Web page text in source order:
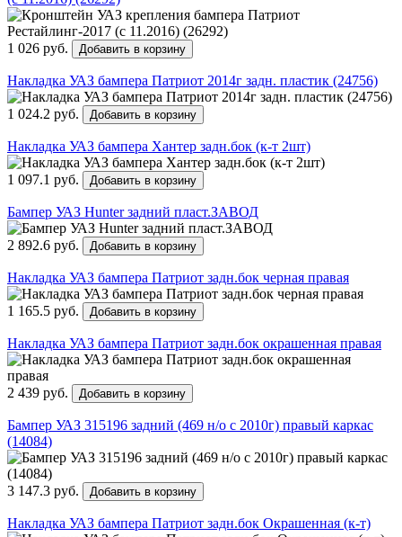
1 026 руб. Добавить в корзину
Накладка УАЗ бампера Патриот 2014г задн. пластик (24756)
1 024.2 руб. Добавить в корзину
Накладка УАЗ бампера Хантер задн.бок (к-т 2шт)
1 097.1 руб. Добавить в корзину
Бампер УАЗ Hunter задний пласт.ЗАВОД
2 892.6 руб. Добавить в корзину
Накладка УАЗ бампера Патриот задн.бок черная правая
1 165.5 руб. Добавить в корзину
Накладка УАЗ бампера Патриот задн.бок окрашенная правая
2 439 руб. Добавить в корзину
Бампер УАЗ 315196 задний (469 н/о с 2010г) правый каркас
(14084)
3 147.3 руб. Добавить в корзину
Накладка УАЗ бампера Патриот задн.бок Окрашенная (к-т)